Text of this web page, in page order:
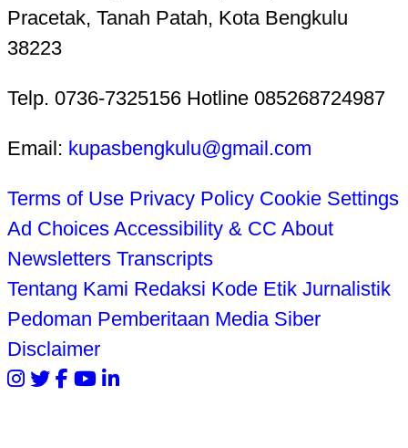
Pracetak, Tanah Patah, Kota Bengkulu
38223
Telp. 0736-7325156 Hotline 085268724987
Email: kupasbengkulu@gmail.com
Terms of Use Privacy Policy Cookie Settings
Ad Choices Accessibility & CC About
Newsletters Transcripts
Tentang Kami Redaksi Kode Etik Jurnalistik
Pedoman Pemberitaan Media Siber
Disclaimer